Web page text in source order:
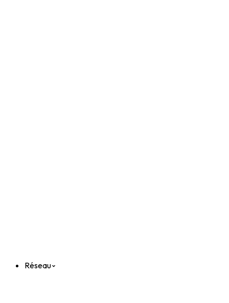
Réseau